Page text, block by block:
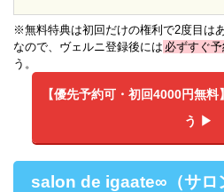
※無料特典は初回だけの権利で2度目は
なので、ヴェルニ登録後には 必ずすぐ
う。
【優先予約可・初回4000円無料】
う ▶︎
salon de igaate∞（サロ